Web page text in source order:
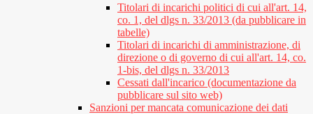
Titolari di incarichi politici di cui all'art. 14,
co. 1, del dlgs n. 33/2013 (da pubblicare in
tabelle)
Titolari di incarichi di amministrazione, di
direzione o di governo di cui all'art. 14, co.
1-bis, del dlgs n. 33/2013
Cessati dall'incarico (documentazione da
pubblicare sul sito web)
Sanzioni per mancata comunicazione dei dati